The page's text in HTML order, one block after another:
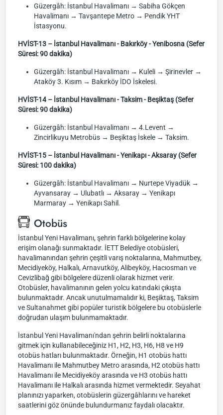
Güzergâh: İstanbul Havalimanı → Sabiha Gökçen
Havalimanı → Tavşantepe Metro → Pendik YHT
İstasyonu.
HVİST-13 – İstanbul Havalimanı - Bakırköy - Yenibosna (Sefer
Süresi: 90 dakika)
Güzergâh: İstanbul Havalimanı → Kuleli → Şirinevler →
Ataköy 3. Kısım → Bakırköy İDO İskelesi.
HVİST-14 – İstanbul Havalimanı - Taksim - Beşiktaş (Sefer
Süresi: 90 dakika)
Güzergâh: İstanbul Havalimanı → 4.Levent →
Zincirlikuyu Metrobüs → Beşiktaş İskele → Taksim.
HVİST-15 – İstanbul Havalimanı - Yenikapı - Aksaray (Sefer
Süresi: 100 dakika)
Güzergâh: İstanbul Havalimanı → Nurtepe Viyadük →
Ayvansaray → Ulubatlı → Aksaray → Yenikapı
Marmaray → Yenikapı Sahil.
Otobüs
İstanbul Yeni Havalimanı, şehrin farklı bölgelerine kolay
erişim olanağı sunmaktadır. İETT Belediye otobüsleri,
havalimanından şehrin çeşitli varış noktalarına, Mahmutbey,
Mecidiyeköy, Halkalı, Arnavutköy, Alibeyköy, Hacıosman ve
Cevizlibağ gibi bölgelere düzenli olarak hizmet verir.
Otobüsler, havalimanının gelen yolcu katındaki çıkışta
bulunmaktadır. Ancak unutulmamalıdır ki, Beşiktaş, Taksim
ve Sultanahmet gibi popüler turistik bölgelere bu otobüslerle
doğrudan ulaşım bulunmamaktadır.
İstanbul Yeni Havalimanı'ndan şehrin belirli noktalarına
gitmek için kullanabileceğiniz H1, H2, H3, H6, H8 ve H9
otobüs hatları bulunmaktadır. Örneğin, H1 otobüs hattı
Havalimanı ile Mahmutbey Metro arasında, H2 otobüs hattı
Havalimanı ile Mecidiyeköy arasında ve H3 otobüs hattı
Havalimanı ile Halkalı arasında hizmet vermektedir. Seyahat
planınızı yaparken, otobüslerin güzergâhlarını ve hareket
saatlerini göz önünde bulundurmanız faydalı olacaktır.